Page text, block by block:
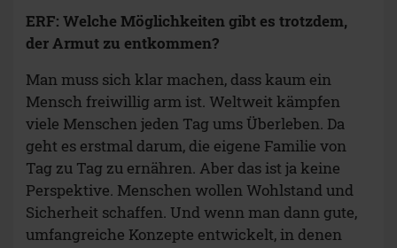
ERF: Welche Möglichkeiten gibt es trotzdem,
der Armut zu entkommen?
Man muss sich klar machen, dass kaum ein
Mensch freiwillig arm ist. Weltweit kämpfen
viele Menschen jeden Tag ums Überleben. Da
geht es erstmal darum, die eigene Familie von
Tag zu Tag zu ernähren. Aber das ist ja keine
Perspektive. Menschen wollen Wohlstand und
Sicherheit schaffen. Und wenn man dann gute,
umfangreiche Konzepte entwickelt, in denen